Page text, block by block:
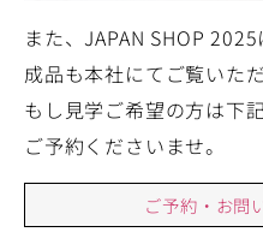
また、JAPAN SHOP
成品も本社にてご覧いただ
もし見学ご希望の方は下
ご予約くださいませ。
ご予約・お問